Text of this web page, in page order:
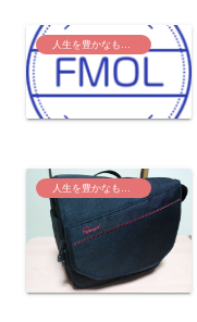
人生を豊かなものに